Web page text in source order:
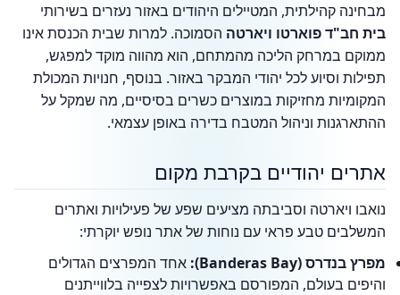
מבחינה קהילתית, המטיילים היהודים באזור נעזרים בשירותי
בית חב"ד פוארטו ויארטה הסמוכה. למרות שבית הכנסת אינו
ממוקם במרחק הליכה מהמתחם, הוא מהווה מוקד למפגש,
תפילות וסיוע לכל יהודי המבקר באזור. בנוסף, חנויות המכולת
המקומיות מחזיקות במוצרים כשרים בסיסיים, מה שמקל על
ההתארגנות וניהול המטבח בדירה באופן עצמאי.
אתרים יהודיים בקרבת מקום
נואבו ויארטה וסביבתה מציעים שפע של פעילויות ואתרים
המשלבים טבע פראי עם נוחות של אתר נופש יוקרתי:
מפרץ בנדרס (Banderas Bay):
אחד המפרצים הגדולים
והיפים בעולם, המפורסם באפשרויות לצפייה בלווייתנים